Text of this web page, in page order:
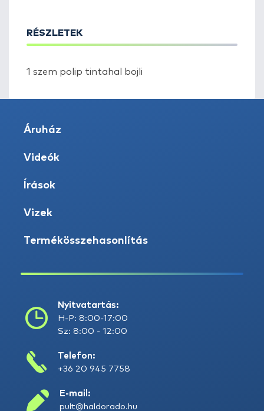
RÉSZLETEK
1 szem polip tintahal bojli
Áruház
Videók
Írások
Vizek
Termékösszehasonlítás
Nyitvatartás:
H-P: 8:00-17:00
Sz: 8:00 - 12:00
Telefon:
+36 20 945 7758
E-mail:
pult@haldorado.hu